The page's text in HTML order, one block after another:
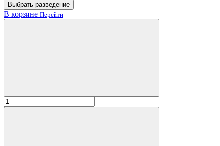
Выбрать разведение
В корзине Перейти